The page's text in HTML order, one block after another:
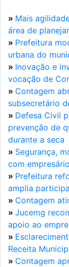
» Mais
área de
» Prefeitura
urbana do
» Inovação e
vocação de
» Contagem
subsecretário
» Defesa Civil
prevenção de
durante a seca
» Segurança,
com
» Prefeitura
amplia
» Contagem
» Jucemg
apoio ao
»
Receita
» Contagem